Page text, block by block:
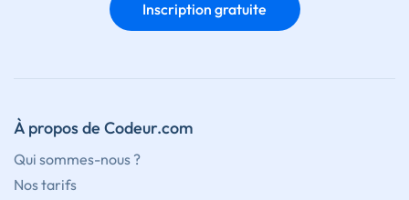
Inscription gratuite
À propos de Codeur.com
Qui sommes-nous ?
Nos tarifs